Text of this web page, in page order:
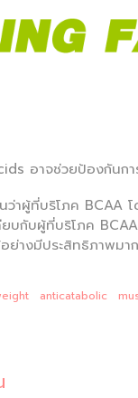
อาจช่วยป้องกันกา
ว่าผู้ที่บริโภค BCAA
ยบกับผู้ที่บริโภค
ย่างมีประสิทธิภาพมา
anticatabolic